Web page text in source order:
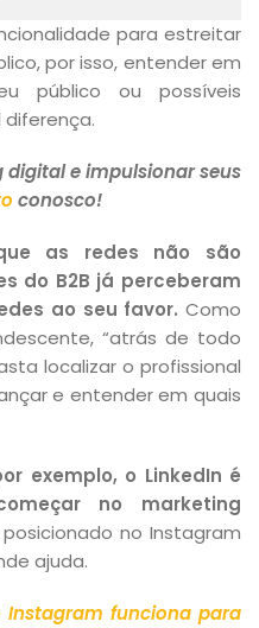
para estreitar
por isso, entender em
público ou possíveis
e impulsionar seus
conosco!
as redes não são
do B2B já perceberam
ao seu favor. Como
“atrás de todo
localizar o profissional
e entender em quais
exemplo, o LinkedIn é
no marketing
no Instagram
ajuda.
Instagram funciona para